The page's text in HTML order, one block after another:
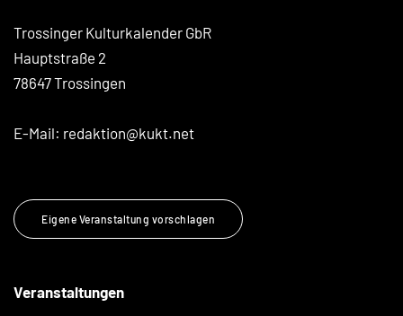
Trossinger Kulturkalender GbR
Hauptstraße 2
78647 Trossingen
E-Mail: redaktion@kukt.net
Eigene Veranstaltung vorschlagen
Veranstaltungen